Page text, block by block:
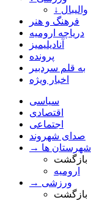
↓ والیبال
فرهنگ و هنر
دریاچه ارومیه
آنادیلیمیز
پرونده
به قلم سردبیر
اخبار ویژه
سیاسی
اقتصادی
اجتماعی
صدای شهروند
→ شهرستان ها
ارومیه
→ ورزشی